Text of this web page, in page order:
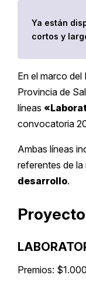
Ya están
cortos y
En el marco
Provincia de
líneas
convocatoria
Ambas líneas
referentes de
desarrollo.
Premios: